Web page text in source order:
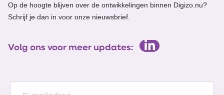
Op de hoogte blijven over de ontwikkelingen binnen Digizo.nu?
Schrijf je dan in voor onze nieuwsbrief.
Volg ons voor meer updates: